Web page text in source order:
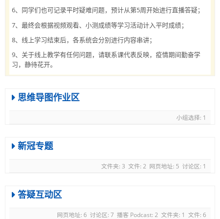
6、
同学们也可记录平时疑难问题，预计从第5周开始进行直播答疑；
7、最终会根据视频观看、小测成绩等学习活动计入平时成绩；
8、线上学习结束后，各系统会分别进行内容串讲；
9、关于线上教学有任何问题，请联系课代表反映，疫情期间勤奋学
习，静待花开。
思维导图作业区
小组选择: 1
新冠专题
文件夹: 3 文件: 2 网页地址: 5 讨论区: 1
答疑互动区
网页地址: 6 讨论区: 7 播客 Podcast: 2 文件夹: 1 文件: 6